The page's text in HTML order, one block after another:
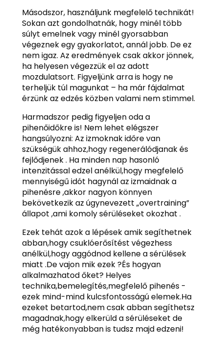
Másodszor, használjunk megfelelő technikát!
Sokan azt gondolhatnák, hogy minél több
súlyt emelnek vagy minél gyorsabban
végeznek egy gyakorlatot, annál jobb. De ez
nem igaz. Az eredmények csak akkor jönnek,
ha helyesen végezzük el az adott
mozdulatsort. Figyeljünk arra is hogy ne
terheljük túl magunkat – ha már fájdalmat
érzünk az edzés közben valami nem stimmel.
Harmadszor pedig figyeljen oda a
pihenőidőkre is! Nem lehet elégszer
hangsúlyozni: Az izmoknak időre van
szükségük ahhoz,hogy regenerálódjanak és
fejlődjenek . Ha minden nap hasonló
intenzitással edzel anélkül,hogy megfelelő
mennyiségű idót hagynál az izmaidnak a
pihenésre ,akkor nagyon könnyen
bekövetkezik az úgynevezett „overtraining”
állapot ,ami komoly sérüléseket okozhat .
Ezek tehát azok a lépések amik segíthetnek
abban,hogy csuklóerősítést végezhess
anélkül,hogy aggódnod kellene a sérülések
miatt .De vajon mik ezek ?És hogyan
alkalmazhatod őket? Helyes
technika,bemelegítés,megfelelő pihenés -
ezek mind-mind kulcsfontosságú elemek.Ha
ezeket betartod,nem csak abban segíthetsz
magadnak,hogy elkerüld a sérüléseket de
még hatékonyabban is tudsz majd edzeni!